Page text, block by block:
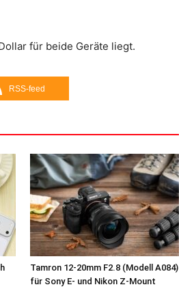
für beide Geräte liegt.
RSS-feed
Tamron 12-20mm F2.8 (Modell A084)
für Sony E- und Nikon Z-Mount